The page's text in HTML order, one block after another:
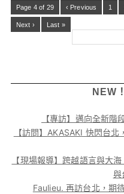
Page 4 of 29 ‹ Previous 1
Next › Last »
NEW
【專訪】邁向全新階
【訪問】AKASAKI 快閃台
【現場報導】跨越語言與大
與
Faulieu. 再訪台北，期